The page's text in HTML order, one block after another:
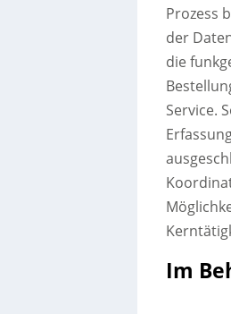
Prozess
der
die
Service.
Im